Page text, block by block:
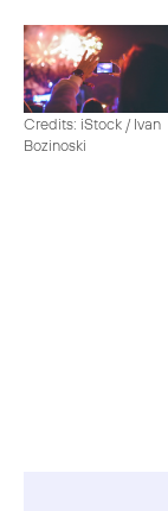
Credits: iStock / Ivan
Bozinoski